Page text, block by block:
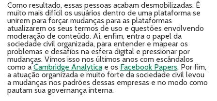
Como resultado, essas pessoas acabam desmobilizadas. É
muito mais difícil os usuários dentro de uma plataforma se
unirem para forçar mudanças para as plataformas
atualizarem os seus termos de uso e questões envolvendo
moderação de conteúdo. Aí, enfim, entra o papel da
sociedade civil organizada, para entender e mapear os
problemas e desafios na esfera digital e pressionar por
mudanças. Vimos isso nos últimos anos com escândalos
como aCambridge Analytica e os Facebook Papers. Por fim,
a atuação organizada e muito forte da sociedade civil levou
a mudanças nos padrões dessas empresas e no modo como
pautam sua governança interna.